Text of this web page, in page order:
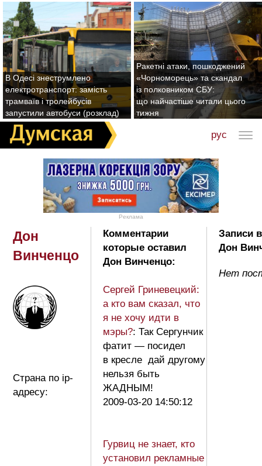
В Одесі знеструмлено
електротранспорт: замість
трамваїв і тролейбусів
запустили автобуси (розклад)
Ракетні атаки, пошкоджений
«Чорноморець» та скандал
із полковником СБУ:
що найчастіше читали цього
тижня
рус
Реклама
Дон
Винченцо
Страна по ip-
адресу:
Комментарии
которые оставил
Дон Винченцо:
Сергей Гриневецкий:
а кто вам сказал, что
я не хочу идти в
мэры?: Так Сергунчик
фатит — посидел
в кресле дай другому
нельзя быть
ЖАДНЫМ!
2009-03-20 14:50:12
Гурвиц не знает, кто
установил рекламные
Записи
Дон
Нет